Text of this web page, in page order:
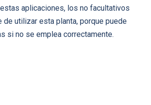
aplicaciones, los no facultativos
de utilizar esta planta, porque puede
si no se emplea correctamente.